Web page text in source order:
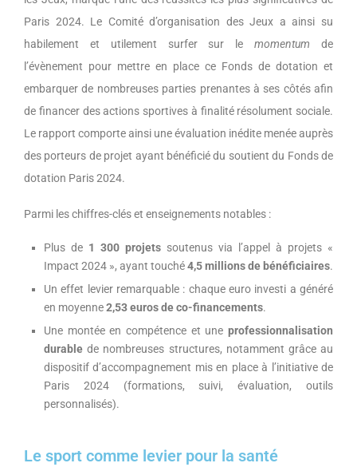
Paris 2024. Le Comité d’organisation des Jeux a ainsi su
habilement et utilement surfer sur lemomentum de
l’évènement pour mettre en place ce Fonds de dotation et
embarquer de nombreuses parties prenantes à ses côtés afin
de financer des actions sportives à finalité résolument sociale.
Le rapport comporte ainsi une évaluation inédite menée auprès
des porteurs de projet ayant bénéficié du soutient du Fonds de
dotation Paris 2024.
Parmi les chiffres-clés et enseignements notables :
Plus de 1 300 projets soutenus via l’appel à projets «
Impact 2024 », ayant touché4,5 millions de bénéficiaires.
Un effet levier remarquable : chaque euro investi a généré
en moyenne2,53 euros de co-financements.
Une montée en compétence et une professionnalisation
durable de nombreuses structures, notamment grâce au
dispositif d’accompagnement mis en place à l’initiative de
Paris 2024 (formations, suivi, évaluation, outils
personnalisés).
Le sport comme levier pour la santé